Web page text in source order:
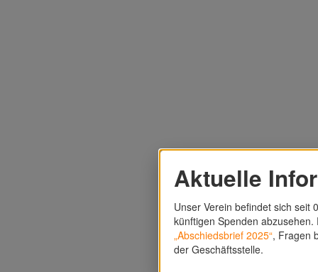
Aktuelle
Unser Verein befindet sich seit
künftigen Spenden
„Abschiedsbrief 2025“, Fragen
der Geschäftsstelle.